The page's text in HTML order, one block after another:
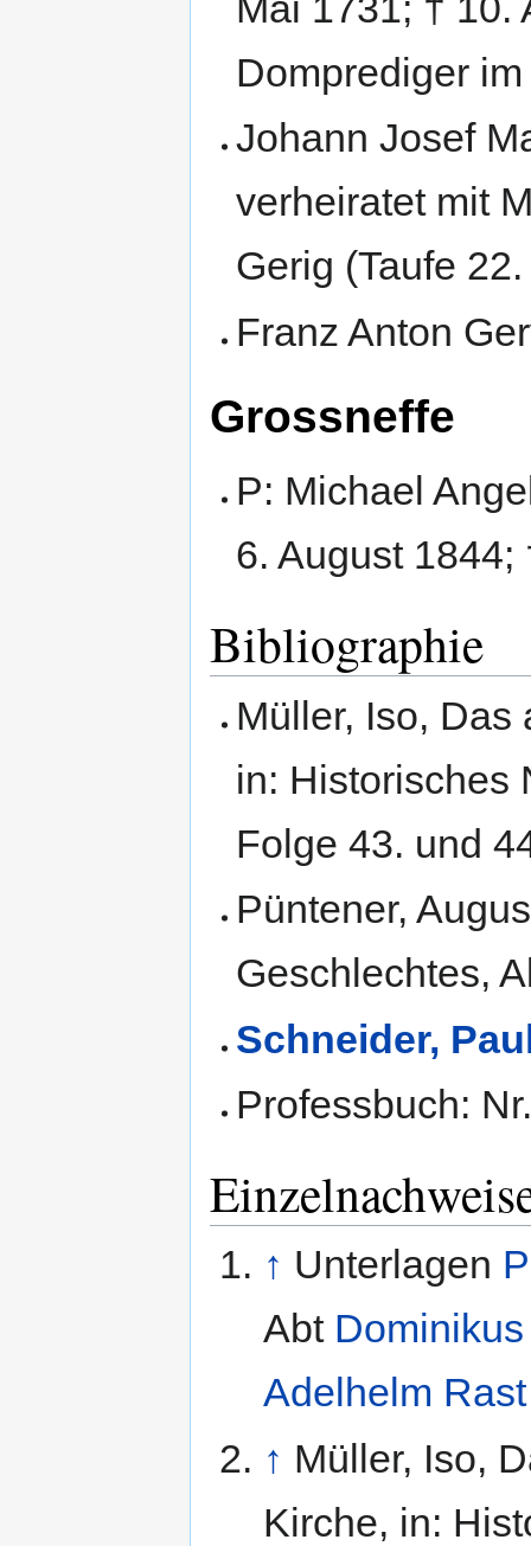
Domprediger
Johann Josef
verheiratet mit
Gerig‎ (Taufe
Grossneffe
P: Michael
Bibliographie
Müller, Iso, Das
in: Historisches
Folge 43. und
Püntener,
Geschlechtes,
Schneider,
Professbuch:
↑ Unterlagen
Abt
Adelhelm Rast
↑ Müller, Iso,
Kirche, in: